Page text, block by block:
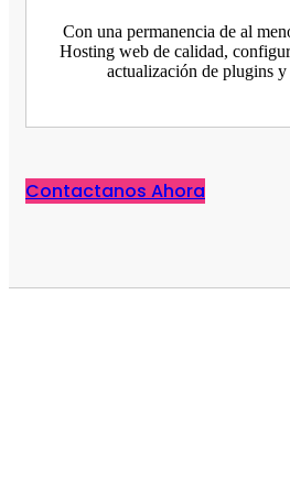
Con una permanencia de al
Hosting web de calidad,
actualización de plugins y
Contactanos Ahora